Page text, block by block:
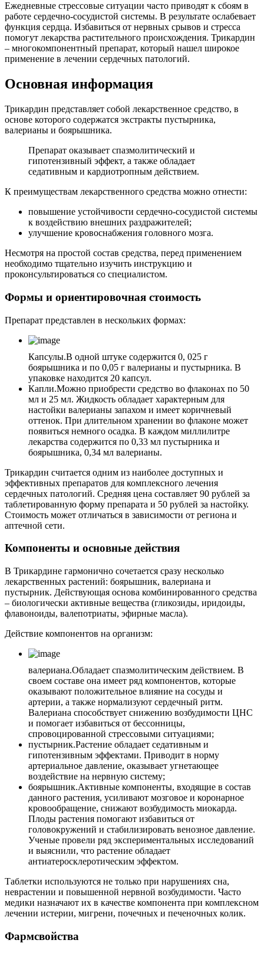
Ежедневные стрессовые ситуации часто приводят к сбоям в
работе сердечно-сосудистой системы. В результате ослабевает
функция сердца. Избавиться от нервных срывов и стресса
помогут лекарства растительного происхождения. Трикардин
– многокомпонентный препарат, который нашел широкое
применение в лечении сердечных патологий.
Основная информация
Трикардин представляет собой лекарственное средство, в
основе которого содержатся экстракты пустырника,
валерианы и боярышника.
Препарат оказывает спазмолитический и
гипотензивный эффект, а также обладает
седативным и кардиотропным действием.
К преимуществам лекарственного средства можно отнести:
повышение устойчивости сердечно-сосудистой системы
к воздействию внешних раздражителей;
улучшение кровоснабжения головного мозга.
Несмотря на простой состав средства, перед применением
необходимо тщательно изучить инструкцию и
проконсультироваться со специалистом.
Формы и ориентировочная стоимость
Препарат представлен в нескольких формах:
Капсулы.В одной штуке содержится 0, 025 г
боярышника и по 0,05 г валерианы и пустырника. В
упаковке находится 20 капсул.
Капли.Можно приобрести средство во флаконах по 50
мл и 25 мл. Жидкость обладает характерным для
настойки валерианы запахом и имеет коричневый
оттенок. При длительном хранении во флаконе может
появиться немного осадка. В каждом миллилитре
лекарства содержится по 0,33 мл пустырника и
боярышника, 0,34 мл валерианы.
Трикардин считается одним из наиболее доступных и
эффективных препаратов для комплексного лечения
сердечных патологий. Средняя цена составляет 90 рублей за
таблетированную форму препарата и 50 рублей за настойку.
Стоимость может отличаться в зависимости от региона и
аптечной сети.
Компоненты и основные действия
В Трикардине гармонично сочетается сразу несколько
лекарственных растений: боярышник, валериана и
пустырник. Действующая основа комбинированного средства
– биологически активные вещества (гликозиды, иридоиды,
флавоноиды, валепотриаты, эфирные масла).
Действие компонентов на организм:
валериана.Обладает спазмолитическим действием. В
своем составе она имеет ряд компонентов, которые
оказывают положительное влияние на сосуды и
артерии, а также нормализуют сердечный ритм.
Валериана способствует снижению возбудимости ЦНС
и помогает избавиться от бессонницы,
спровоцированной стрессовыми ситуациями;
пустырник.Растение обладает седативным и
гипотензивным эффектами. Приводит в норму
артериальное давление, оказывает угнетающее
воздействие на нервную систему;
боярышник.Активные компоненты, входящие в состав
данного растения, усиливают мозговое и коронарное
кровообращение, снижают возбудимость миокарда.
Плоды растения помогают избавиться от
головокружений и стабилизировать венозное давление.
Ученые провели ряд экспериментальных исследований
и выяснили, что растение обладает
антиатеросклеротическим эффектом.
Таблетки используются не только при нарушениях сна,
неврастении и повышенной нервной возбудимости. Часто
медики назначают их в качестве компонента при комплексном
лечении истерии, мигрени, почечных и печеночных колик.
Фармсвойства